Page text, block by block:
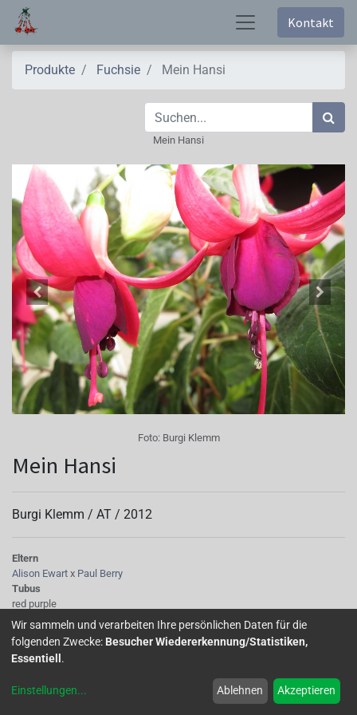
Kontakt
Produkte Fuchsie Mein Hansi
Mein Hansi
Foto: Burgi Klemm
Mein Hansi
Burgi Klemm / AT / 2012
Eltern
Alison Ewart x Paul Berry
Tubus
red purple
Sepalen
red purple
Korolle/Petalen
dunkelrot
dunkelrot
Wir sammeln und verarbeiten Ihre persönlichen Daten für die
folgenden Zwecke: Besucher Wiedererkennung/Statistiken,
Essentiell .
Einstellungen... Ablehnen Akzeptieren